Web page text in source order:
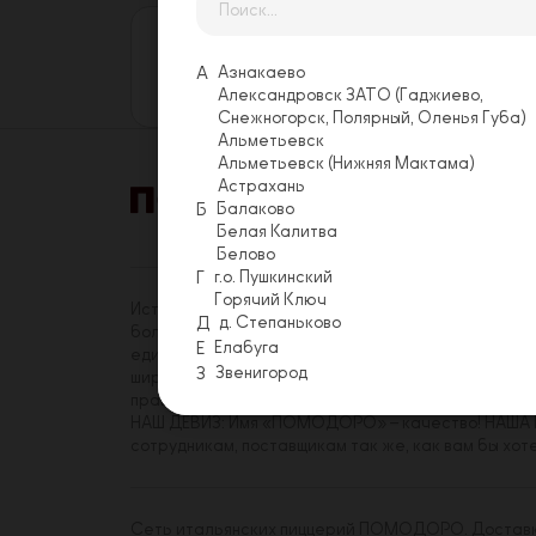
Оставить отзыв
Условия
История «ПОМОДОРО» началась в 2014 году. На
более трехсот сотрудников, имеющих реальную
единомышленников среди коллег. Миссия
широкому кругу посетителей. Принципы,
правиле.
А
Азнакаево
Александровск ЗАТО (Гаджиево,
Снежногорск, Полярный, Оленья Губа)
Альметьевск
Альметьевск (Нижняя Мактама)
Астрахань
Б
Балаково
Белая Калитва
Белово
Г г.о. Пушкинский
Горячий Ключ
Д д. Степаньково
Е Елабуга
З Звенигород